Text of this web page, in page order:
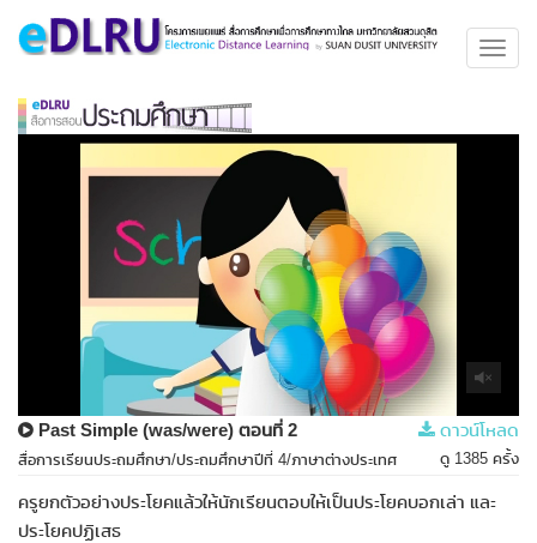
Past Simple (was/were) ตอนที่ 2 ดาวน์โหลด
สื่อการเรียนประถมศึกษา/ประถมศึกษาปีที่ 4/ภาษาต่างประเทศ ดู 1385 ครั้ง
ครูยกตัวอย่างประโยคแล้วให้นักเรียนตอบให้เป็นประโยคบอกเล่า และ
ประโยคปฏิเสธ